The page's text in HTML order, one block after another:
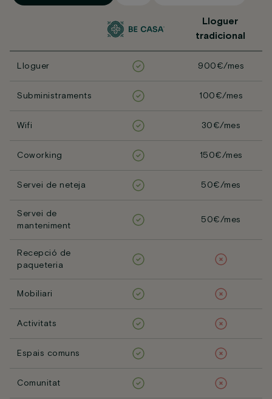
Lloguer
tradicional
Lloguer 900€/mes
Subministraments 100€/mes
Wifi 30€/mes
Coworking 150€/mes
Servei de neteja 50€/mes
Servei de
manteniment
50€/mes
Recepció de
paqueteria
Mobiliari
Activitats
Espais comuns
Comunitat